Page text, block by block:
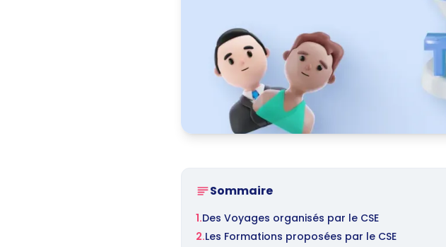
Sommaire
1.Des Voyages organisés par le CSE
2.Les Formations proposées par le CSE